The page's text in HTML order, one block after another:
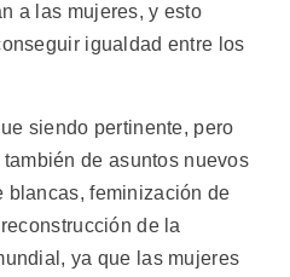
a las mujeres, y esto
igualdad entre los
siendo pertinente, pero
de asuntos nuevos
blancas, feminización de
de la
ya que las mujeres